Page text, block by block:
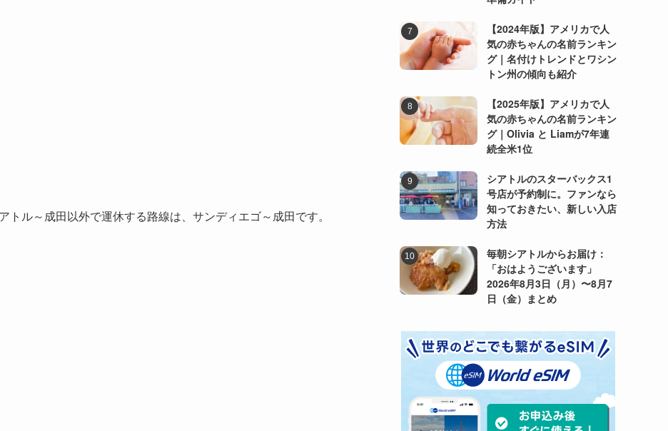
ル～成田以外で運休する路線は、サンディエゴ～成田です。
【2024年版】アメリカで人
気の赤ちゃんの名前ランキン
グ｜名付けトレンドとワシン
トン州の傾向も紹介
【2025年版】アメリカで人
気の赤ちゃんの名前ランキン
グ｜Olivia と Liamが7年連
続全米1位
シアトルのスターバックス1
号店が予約制に。ファンなら
知っておきたい、新しい入店
方法
毎朝シアトルからお届け：
「おはようございます」
2026年8月3日（月）〜8月7
日（金）まとめ